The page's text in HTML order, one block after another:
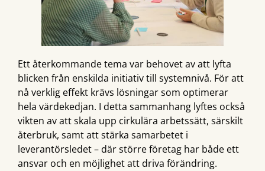
Ett återkommande tema var behovet av att lyfta
blicken från enskilda initiativ till systemnivå. För att
nå verklig effekt krävs lösningar som optimerar
hela värdekedjan. I detta sammanhang lyftes också
vikten av att skala upp cirkulära arbetssätt, särskilt
återbruk, samt att stärka samarbetet i
leverantörsledet – där större företag har både ett
ansvar och en möjlighet att driva förändring.